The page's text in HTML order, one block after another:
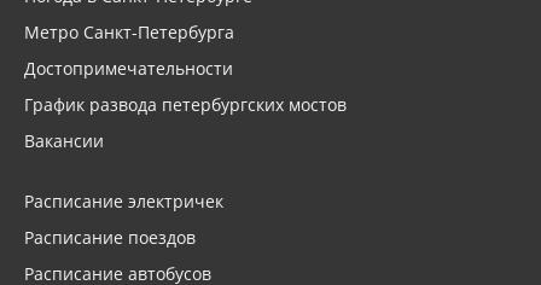
Метро Санкт-Петербурга
Достопримечательности
График развода петербургских мостов
Вакансии
Расписание электричек
Расписание поездов
Расписание автобусов